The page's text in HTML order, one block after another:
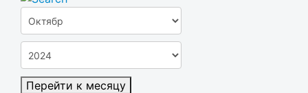
Перейти к месяцу